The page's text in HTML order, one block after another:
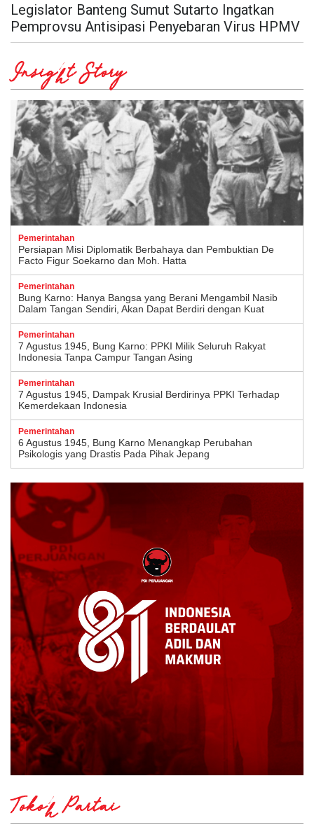
Legislator Banteng Sumut Sutarto Ingatkan
Pemprovsu Antisipasi Penyebaran Virus HPMV
Insight Story
Pemerintahan
Persiapan Misi Diplomatik Berbahaya dan Pembuktian De
Facto Figur Soekarno dan Moh. Hatta
Pemerintahan
Bung Karno: Hanya Bangsa yang Berani Mengambil Nasib
Dalam Tangan Sendiri, Akan Dapat Berdiri dengan Kuat
Pemerintahan
7 Agustus 1945, Bung Karno: PPKI Milik Seluruh Rakyat
Indonesia Tanpa Campur Tangan Asing
Pemerintahan
7 Agustus 1945, Dampak Krusial Berdirinya PPKI Terhadap
Kemerdekaan Indonesia
Pemerintahan
6 Agustus 1945, Bung Karno Menangkap Perubahan
Psikologis yang Drastis Pada Pihak Jepang
Tokoh Partai